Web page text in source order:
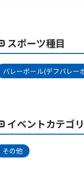
スポーツ種目
バレーボール(デフバレー
イベントカテゴリ
その他